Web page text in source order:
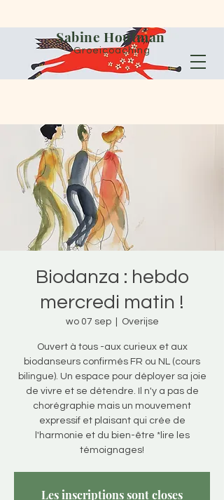
Sabine Houtman
Groeicoaching
Biodanza : hebdo
mercredi matin !
wo 07 sep
  |
Overijse
Ouvert à tous -aux curieux et aux
biodanseurs confirmés FR ou NL (cours
bilingue). Un espace pour déployer sa joie
de vivre et se détendre. Il n'y a pas de
chorégraphie mais un mouvement
expressif et plaisant qui crée de
l'harmonie et du bien-être *lire les
témoignages!
Les inscriptions sont closes